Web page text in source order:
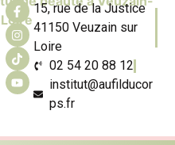
15, rue de la Justice
41150 Veuzain sur
Loire
02 54 20 88 12
institut@aufilducor
ps.fr